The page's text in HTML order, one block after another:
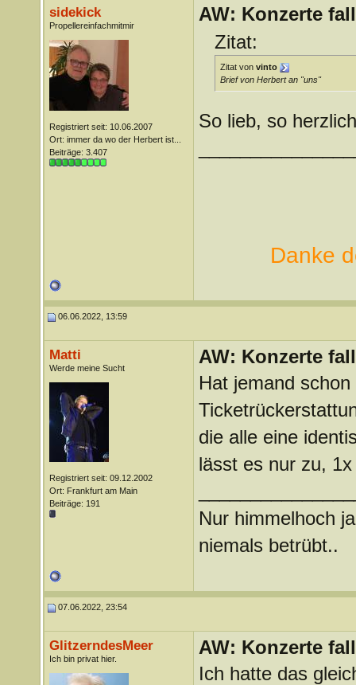
sidekick
Propellereinfachmitmir
Registriert seit: 10.06.2007
Ort: immer da wo der Herbert ist...
Beiträge: 3.407
AW: Konzerte
Zitat:
Zitat von vinto
Brief von Herbert an "uns"
So lieb, so
Danke
06.06.2022, 13:59
Matti
Werde meine Sucht
Registriert seit: 09.12.2002
Ort: Frankfurt am Main
Beiträge: 191
AW: Konzerte
Hat jemand
die alle eine
lässt es nur zu,
Nur himmelhoch
niemals betrübt..
07.06.2022, 23:54
GlitzerndesMeer
Ich bin privat hier.
AW: Konzerte
Ich hatte das